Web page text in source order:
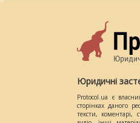
Юридичні
Protocol.ua є
сторінках даного
тексти, коментарі,